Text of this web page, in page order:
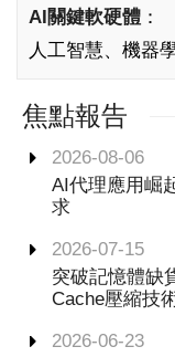
AI關鍵軟硬體 ：
人工智慧、機器
焦點報告
2026-08-06
AI代理應用崛
求
2026-07-15
突破記憶體缺
Cache壓縮技
2026-06-23